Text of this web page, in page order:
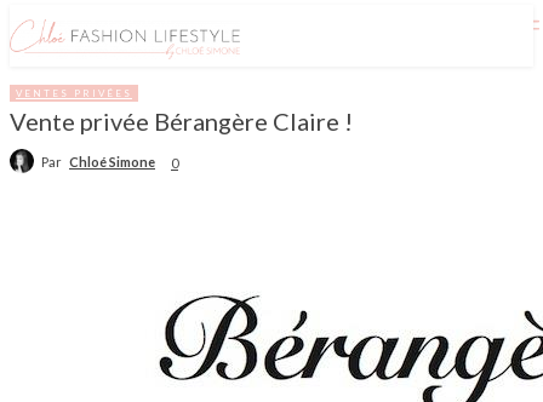
VENTES PRIVÉES
Vente privée Bérangère Claire !
Par Chloé Simone 0